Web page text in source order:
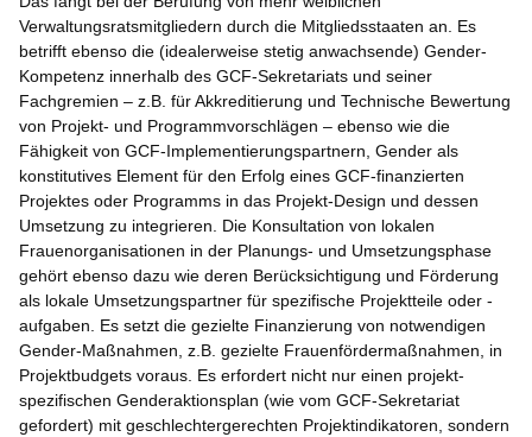
Verwaltungsratsmitgliedern durch die Mitgliedsstaaten an. Es
betrifft ebenso die (idealerweise stetig anwachsende) Gender-
Kompetenz innerhalb des GCF-Sekretariats und seiner
Fachgremien – z.B. für Akkreditierung und Technische Bewertung
von Projekt- und Programmvorschlägen – ebenso wie die
Fähigkeit von GCF-Implementierungspartnern, Gender als
konstitutives Element für den Erfolg eines GCF-finanzierten
Projektes oder Programms in das Projekt-Design und dessen
Umsetzung zu integrieren. Die Konsultation von lokalen
Frauenorganisationen in der Planungs- und Umsetzungsphase
gehört ebenso dazu wie deren Berücksichtigung und Förderung
als lokale Umsetzungspartner für spezifische Projektteile oder -
aufgaben. Es setzt die gezielte Finanzierung von notwendigen
Gender-Maßnahmen, z.B. gezielte Frauenfördermaßnahmen, in
Projektbudgets voraus. Es erfordert nicht nur einen projekt-
spezifischen Genderaktionsplan (wie vom GCF-Sekretariat
gefordert) mit geschlechtergerechten Projektindikatoren, sondern